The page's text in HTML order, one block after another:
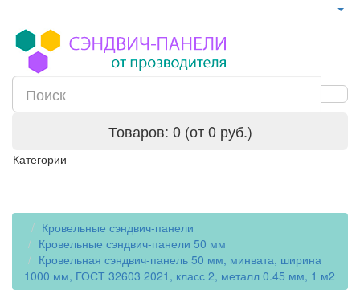
Товаров: 0 (от 0 руб.)
Категории
Кровельные сэндвич-панели
Кровельные сэндвич-панели 50 мм
Кровельная сэндвич-панель 50 мм, минвата, ширина
1000 мм, ГОСТ 32603 2021, класс 2, металл 0.45 мм, 1 м2